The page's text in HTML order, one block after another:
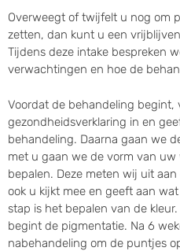
Overweegt of twijfelt u nog om
zetten, dan kunt u een
Tijdens deze intake bespreken
verwachtingen en hoe de
Voordat de behandeling begint,
gezondheidsverklaring in en
behandeling. Daarna gaan we
met u gaan we de vorm van
bepalen. Deze meten wij uit
ook u kijkt mee en geeft aan
stap is het bepalen van de
begint de pigmentatie. Na 6
nabehandeling om de puntjes